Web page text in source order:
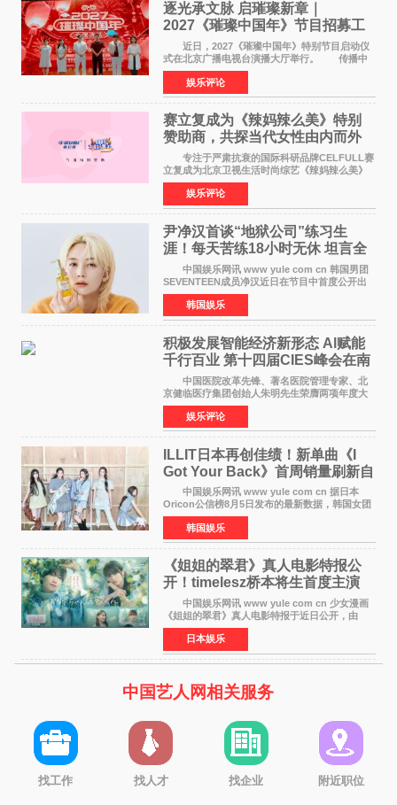
逐光承文脉 启璀璨新章｜
2027《璀璨中国年》节目招募工
作圆满启动
近日，2027《璀璨中国年》特别节目启动仪
式在北京广播电视台演播大厅举行。 传播中
华优秀传统文化，弘扬纯正国风艺术，打造高规
格、高质感、正能量的文艺盛典，是璀璨中国年
矢志不渝的初心
娱乐评论
赛立复成为《辣妈辣么美》特别
赞助商，共探当代女性由内而外
活力美
专注于严肃抗衰的国际科研品牌CELFULL赛
立复成为北京卫视生活时尚综艺《辣妈辣么美》
的特别赞助商,明星辣妈袁咏仪倾情参与，向广大
都市女性传递健康生活新主张，寄语当代女性在
家庭与自我之间
娱乐评论
尹净汉首谈“地狱公司”练习生
涯！每天苦练18小时无休 坦言全
靠成员撑过来
中国娱乐网讯 www yule com cn 韩国男团
SEVENTEEN成员净汉近日在节目中首度公开出
道前的残酷练习生经历，并提及经纪公司Pledis
娱乐，引发广泛关注。 在8月2日播出的日本
TBS综艺节目《周
韩国娱乐
积极发展智能经济新形态 Al赋能
千行百业 第十四届CIES峰会在南
京盛大召开
中国医院改革先锋、著名医院管理专家、北
京健临医疗集团创始人朱明先生荣膺两项年度大
奖 2026年7月31日，盛夏金陵，长江之畔，
以重落地·真务实·强链接为主题的2026&lsquo;人
工智能+&rsquo
娱乐评论
ILLIT日本再创佳绩！新单曲《I
Got Your Back》首周销量刷新自
身纪录
中国娱乐网讯 www yule com cn 据日本
Oricon公信榜8月5日发布的最新数据，韩国女团
ILLIT在日本发行的第二张单曲《I Got Your
Back》首周销量达到71,009张，成功跻身最新一
期周单曲排行
韩国娱乐
《姐姐的翠君》真人电影特报公
开！timelesz桥本将生首度主演
12月4日上映
中国娱乐网讯 www yule com cn 少女漫画
《姐姐的翠君》真人电影特报于近日公开，由
timelesz成员桥本将生担任主演，这也是他首次
担任电影主演，引发高度关注。 女高中生咲
苗翠（中岛瑠菜
日本娱乐
中国艺人网相关服务
找工作 找人才 找企业 附近职位